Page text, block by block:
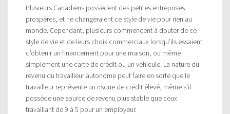
Plusieurs Canadiens possèdent des petites entreprises
prospères, et ne changeraient ce style de vie pour rien au
monde. Cependant, plusieurs commencent à douter de ce
style de vie et de leurs choix commerciaux lorsqu’ils essaient
d’obtenir un financement pour une maison, ou même
simplement une carte de crédit ou un véhicule. La nature du
revenu du travailleur autonome peut faire en sorte que le
travailleur représente un risque de crédit élevé, même s’il
possède une source de revenu plus stable que ceux
travaillant de 9 à 5 pour un employeur.